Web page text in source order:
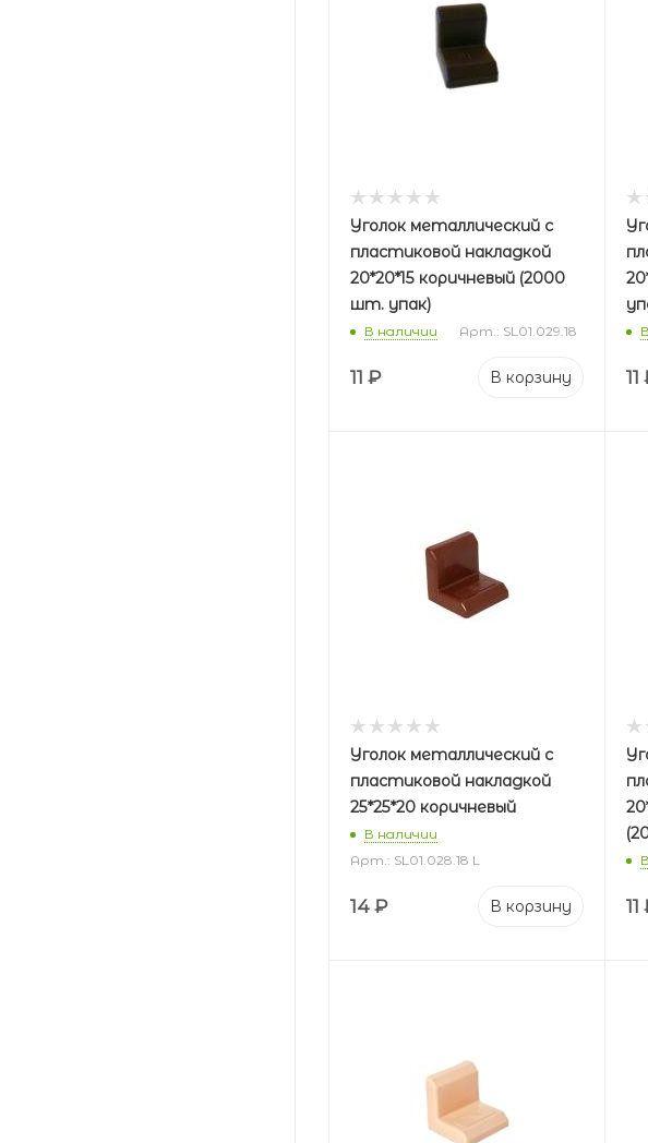
Уголок металлический с
пластиковой накладкой
20*20*15 коричневый (2000
шт. упак)
В наличии Арт.: SL01.029.18
11 ₽ В корзину 11
Уголок металлический с
пластиковой накладкой
25*25*20 коричневый
В наличии
Арт.: SL01.028.18 L
14 ₽ В корзину 11